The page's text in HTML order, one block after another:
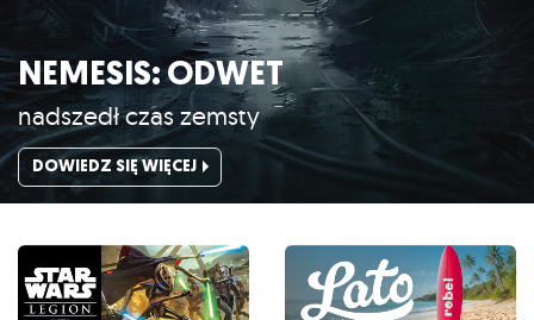
NEMESIS: ODWET
nadszedł czas zemsty
DOWIEDZ SIĘ WIĘCEJ